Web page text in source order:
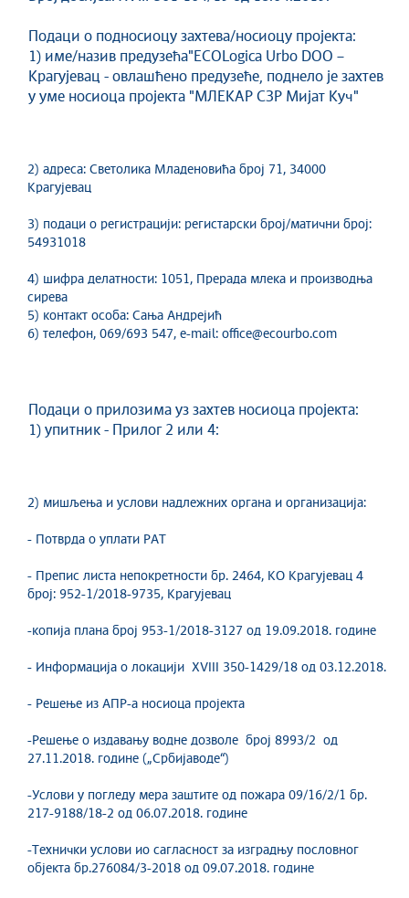
Подаци о подносиоцу захтева/носиоцу пројекта:
1) име/назив предузећа"ЕCOLogica Urbo DOO –
Крагујевац - овлашћено предузеће, поднело је захтев
у уме носиоца пројекта "МЛЕКАР СЗР Мијат Куч"
2) адреса: Светолика Младеновића број 71, 34000
Крагујевац
3) подаци о регистрацији: регистарски број/матични број:
54931018
4) шифра делатности: 1051, Прерада млека и производња
сирева
5) контакт особа: Сања Андрејић
6) телефон, 069/693 547, е-mail: office@ecourbo.com
Подаци о прилозима уз захтев носиоца пројекта:
1) упитник - Прилог 2 или 4:
2) мишљења и услови надлежних органа и организација:
- Потврда о уплати РАТ
- Препис листа непокретности бр. 2464, КО Крагујевац 4
број: 952-1/2018-9735, Крагујевац
-копија плана број 953-1/2018-3127 од 19.09.2018. године
- Информација о локацији XVIII 350-1429/18 од 03.12.2018.
- Решење из АПР-а носиоца пројекта
-Решење о издавању водне дозволе број 8993/2 од
27.11.2018. године („Србијаводе“)
-Услови у погледу мера заштите од пожара 09/16/2/1 бр.
217-9188/18-2 од 06.07.2018. године
-Технички услови ио сагласност за изградњу пословног
објекта бр.276084/3-2018 од 09.07.2018. године